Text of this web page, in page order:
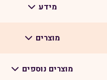
מידע
אודות
צרו קשר
מוצרים
רובוט לאינסטגרם
מוצרים נוספים